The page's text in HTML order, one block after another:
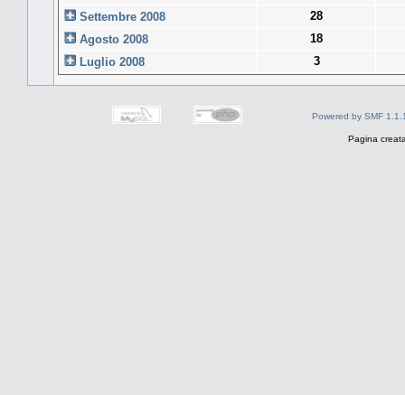
Settembre 2008
28
Agosto 2008
18
Luglio 2008
3
Powered by SMF
Pagina